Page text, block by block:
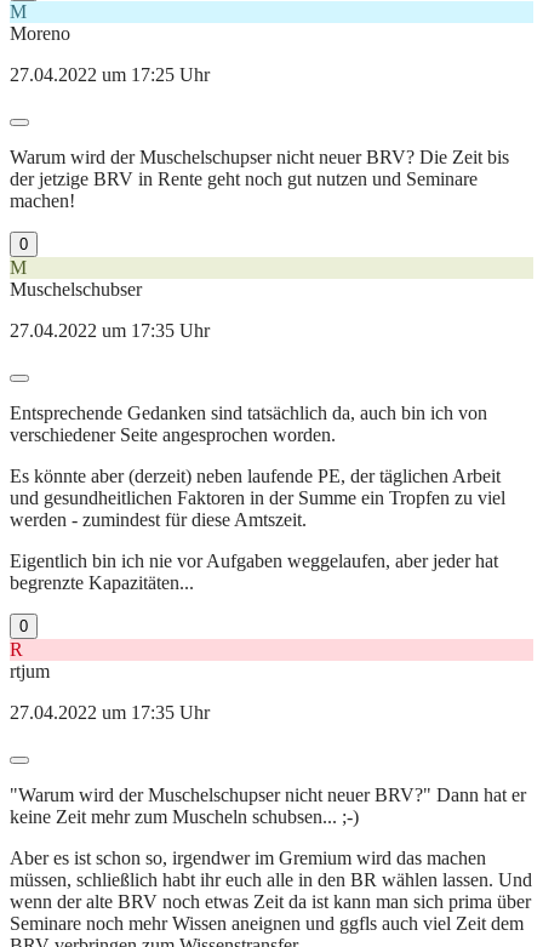
M
Moreno
27.04.2022 um 17:25 Uhr
Warum wird der Muschelschupser nicht neuer BRV? Die Zeit bis
der jetzige BRV in Rente geht noch gut nutzen und Seminare
machen!
0
M
Muschelschubser
27.04.2022 um 17:35 Uhr
Entsprechende Gedanken sind tatsächlich da, auch bin ich von
verschiedener Seite angesprochen worden.
Es könnte aber (derzeit) neben laufende PE, der täglichen Arbeit
und gesundheitlichen Faktoren in der Summe ein Tropfen zu viel
werden - zumindest für diese Amtszeit.
Eigentlich bin ich nie vor Aufgaben weggelaufen, aber jeder hat
begrenzte Kapazitäten...
0
R
rtjum
27.04.2022 um 17:35 Uhr
"Warum wird der Muschelschupser nicht neuer BRV?" Dann hat er
keine Zeit mehr zum Muscheln schubsen... ;-)
Aber es ist schon so, irgendwer im Gremium wird das machen
müssen, schließlich habt ihr euch alle in den BR wählen lassen. Und
wenn der alte BRV noch etwas Zeit da ist kann man sich prima über
Seminare noch mehr Wissen aneignen und ggfls auch viel Zeit dem